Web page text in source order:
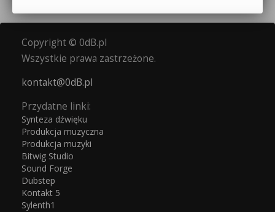
Copyright © 0dB.pl
Wszystkie prawa zastrzeżone.
kontakt@0dB.pl
Przydatne linki:
Synteza dźwięku
Produkcja muzyczna
Produkcja muzyki
Bitwig Studio
Sound Forge
Dubstep
Kontakt 5
Sylenth1